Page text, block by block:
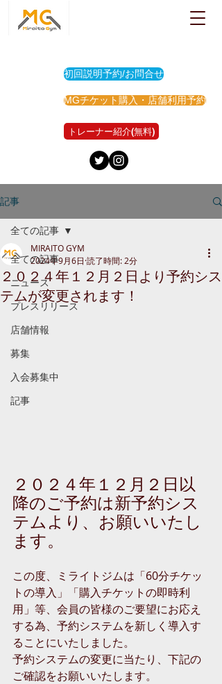
初回説明予約/お問合せ
MGチケット購入・店舗利用予約
トレーナー紹介(無料)
記事
全ての記事
ニュース
プレスリリース
店舗情報
募集
入会募集中
記事
全ての記事
２０２４年１２月２日より予約シス
テムが変更されます！
MIRAITO GYM
2024年9月6日 読了時間: 2分
２０２４年１２月２日以
降のご予約は新予約シス
テムより、お願いいたし
ます。
この度、ミライトジムは「60分チケッ
トの導入」「購入チケットの即時利
用」等、会員の皆様のご要望にお応え
する為、予約システムを新しく導入す
ることにいたしました。
予約システムの変更に当たり、下記の
ご確認をお願いいたします。